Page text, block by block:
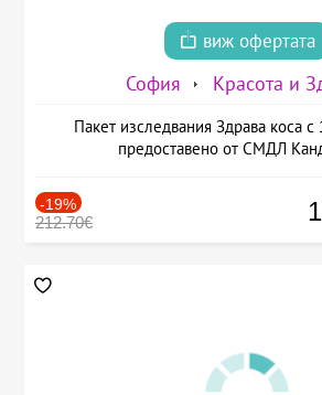
виж офертата
София Красота и
Пакет изследвания Здрава коса с
предоставено от СМДЛ
-19%
212.70€